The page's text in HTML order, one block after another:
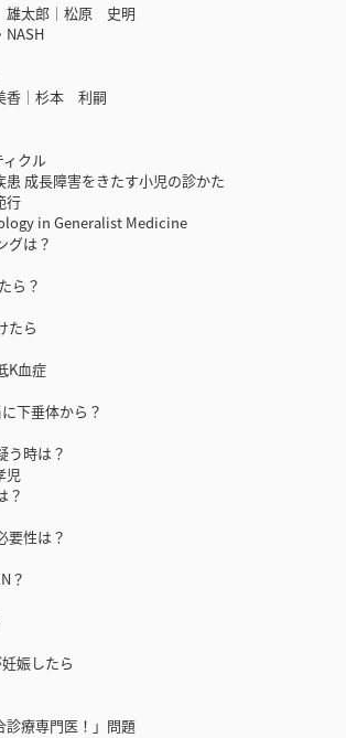
太郎│松原 史明
NASH
│杉本 利嗣
クル
成長障害をきたす小児の診かた
行
in Generalist Medicine
グは？
ら？
たら
K血症
下垂体から？
う時は？
児
？
要性は？
？
娠したら
診療専門医！」問題